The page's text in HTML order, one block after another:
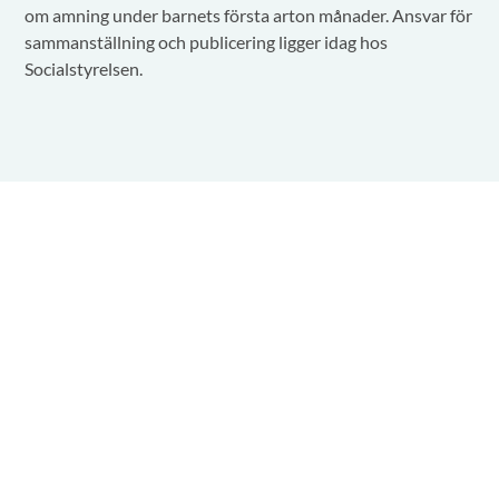
om amning under barnets första arton månader. Ansvar för
sammanställning och publicering ligger idag hos
Socialstyrelsen.